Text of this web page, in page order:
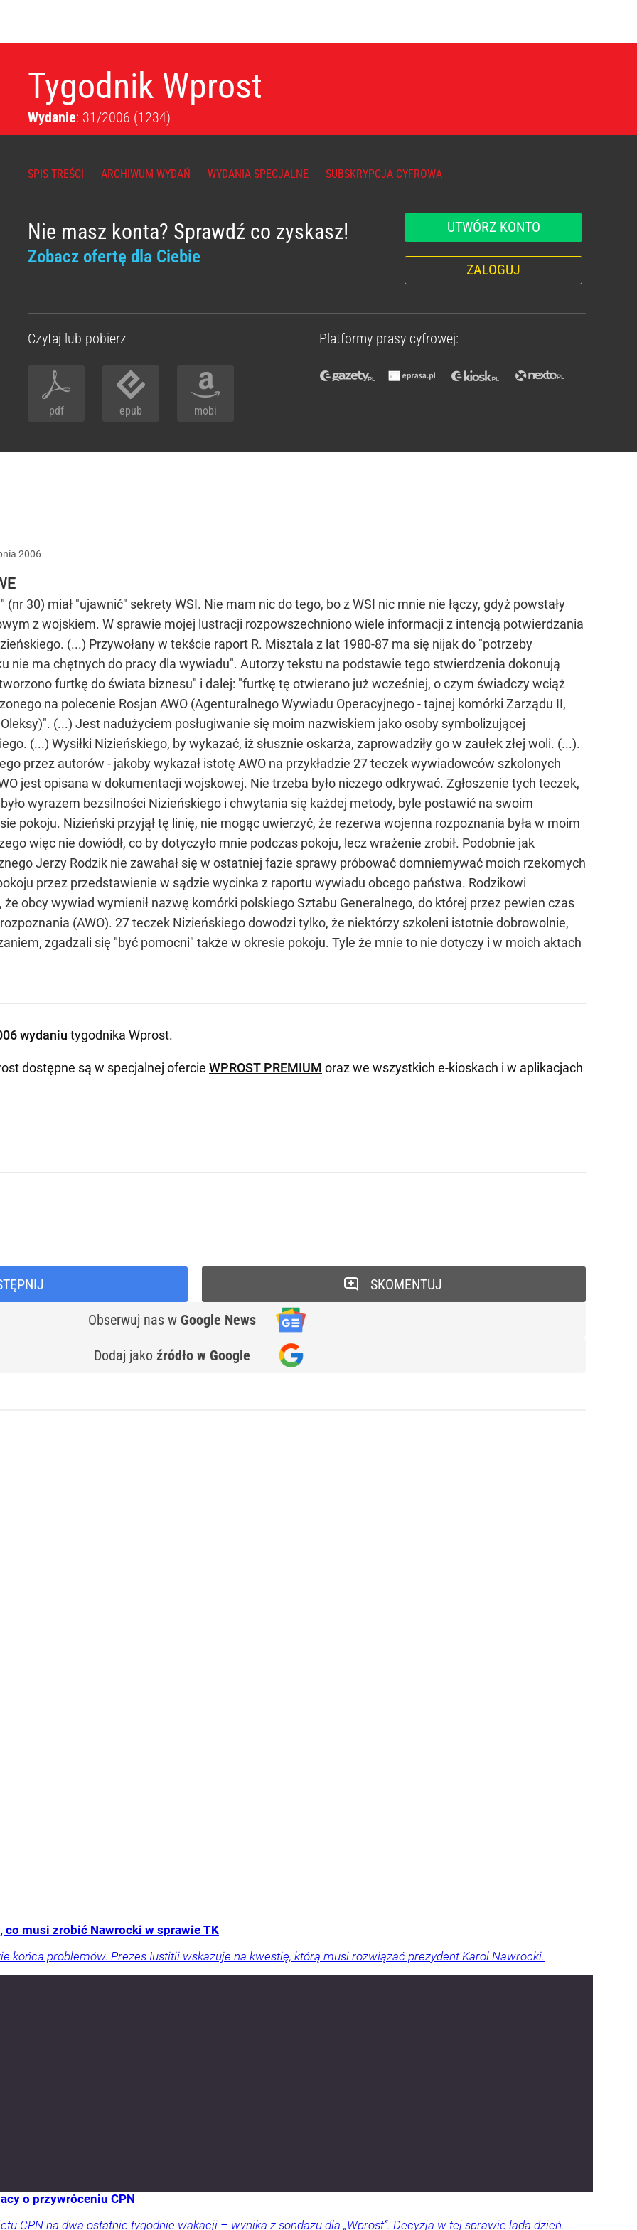
Tygodnik Wprost
Wydanie: 31/2006 (1234)
SPIS TREŚCI ARCHIWUM WYDAŃ WYDANIA SPECJALNE SUBSKRYPCJA CYFROWA
Nie masz konta? Sprawdź co zyskasz!
Zobacz ofertę dla Ciebie
UTWÓRZ KONTO
ZALOGUJ
Czytaj lub pobierz
pdf epub mobi
Platformy prasy cyfrowej:
2006
(nr 30) miał "ujawnić" sekrety WSI. Nie mam nic do tego, bo z WSI nic mnie nie łączy, gdyż powstały
z wojskiem. W sprawie mojej lustracji rozpowszechniono wiele informacji z intencją potwierdzania
(...) Przywołany w tekście raport R. Misztala z lat 1980-87 ma się nijak do "potrzeby
nie ma chętnych do pracy dla wywiadu". Autorzy tekstu na podstawie tego stwierdzenia dokonują
furtkę do świata biznesu" i dalej: "furtkę tę otwierano już wcześniej, o czym świadczy wciąż
na polecenie Rosjan AWO (Agenturalnego Wywiadu Operacyjnego - tajnej komórki Zarządu II,
(...) Jest nadużyciem posługiwanie się moim nazwiskiem jako osoby symbolizującej
(...) Wysiłki Nizieńskiego, by wykazać, iż słusznie oskarża, zaprowadziły go w zaułek złej woli. (...).
przez autorów - jakoby wykazał istotę AWO na przykładzie 27 teczek wywiadowców szkolonych
jest opisana w dokumentacji wojskowej. Nie trzeba było niczego odkrywać. Zgłoszenie tych teczek,
wyrazem bezsilności Nizieńskiego i chwytania się każdej metody, byle postawić na swoim
pokoju. Nizieński przyjął tę linię, nie mogąc uwierzyć, że rezerwa wojenna rozpoznania była w moim
więc nie dowiódł, co by dotyczyło mnie podczas pokoju, lecz wrażenie zrobił. Podobnie jak
Jerzy Rodzik nie zawahał się w ostatniej fazie sprawy próbować domniemywać moich rzekomych
przez przedstawienie w sądzie wycinka z raportu wywiadu obcego państwa. Rodzikowi
obcy wywiad wymienił nazwę komórki polskiego Sztabu Generalnego, do której przez pewien czas
(AWO). 27 teczek Nizieńskiego dowodzi tylko, że niektórzy szkoleni istotnie dobrowolnie,
zgadzali się "być pomocni" także w okresie pokoju. Tyle że mnie to nie dotyczy i w moich aktach
wydaniu tygodnika Wprost.
dostępne są w specjalnej ofercie WPROST PREMIUM oraz we wszystkich e-kioskach i w aplikacjach
Obserwuj nas w Google News
Dodaj jako źródło w Google
SKOMENTUJ
musi zrobić Nawrocki w sprawie TK
końca problemów. Prezes Iustitii wskazuje na kwestię, którą musi rozwiązać prezydent Karol Nawrocki.
o przywróceniu CPN
CPN na dwa ostatnie tygodnie wakacji – wynika z sondażu dla „Wprost”. Decyzja w tej sprawie lada dzień.